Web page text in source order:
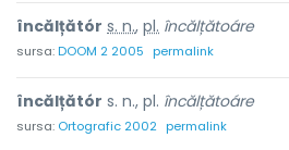
încălțătór s. n., pl. încălțătoáre
sursa:DOOM 2 2005 permalink
încălțătór s. n., pl. încălțătoáre
sursa: Ortografic 2002 permalink